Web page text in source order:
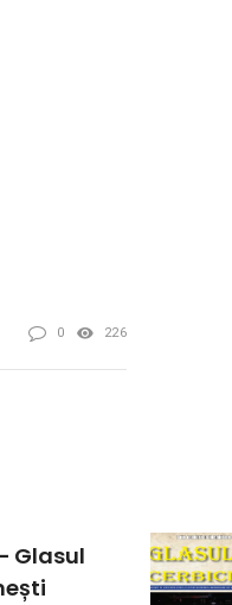
0 226
Glasul